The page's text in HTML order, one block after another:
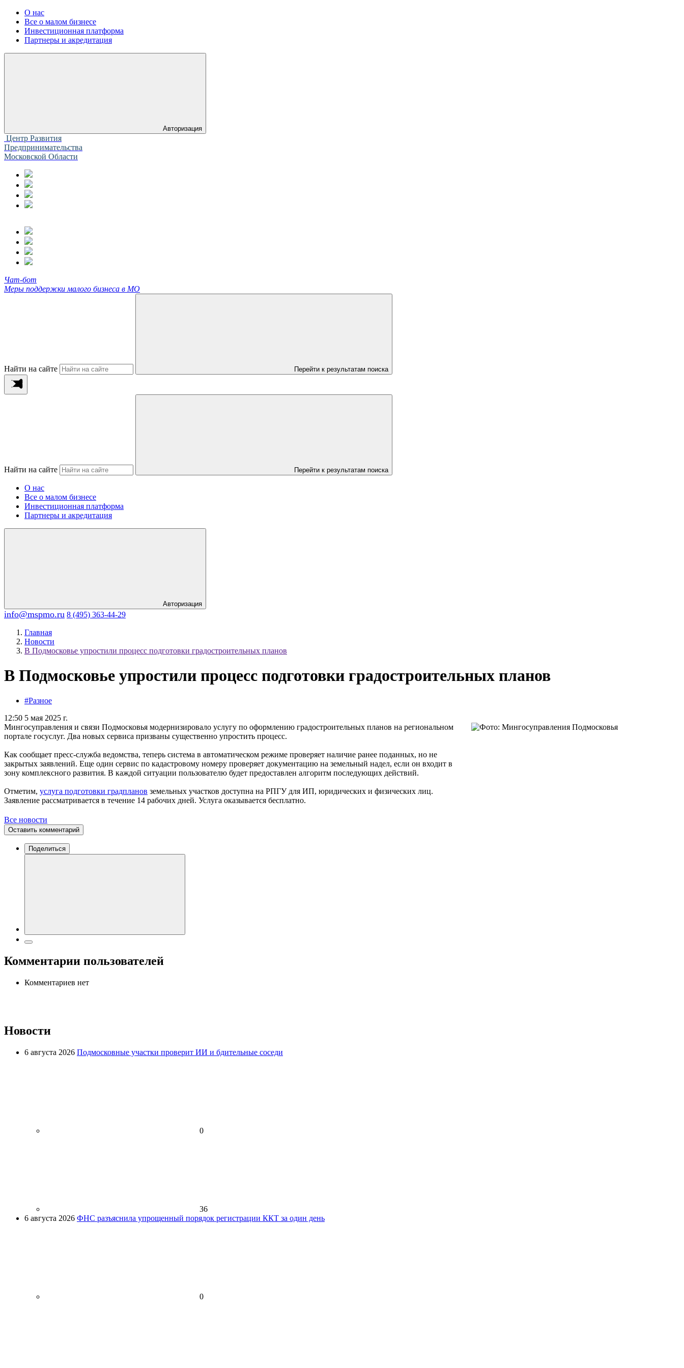
О нас
Все о малом бизнесе
Инвестиционная платформа
Партнеры и акредитация
Авторизация
Центр Развития
Предпринимательства
Московской Области
Чат-бот
Меры поддержки малого бизнеса в МО
Найти на сайте Перейти к результатам поиска
Найти на сайте Перейти к результатам поиска
О нас
Все о малом бизнесе
Инвестиционная платформа
Партнеры и акредитация
Авторизация
info@mspmo.ru 8 (495) 363-44-29
Главная
Новости
В Подмосковье упростили процесс подготовки градостроительных планов
В Подмосковье упростили процесс подготовки градостроительных планов
#Разное
12:50 5 мая 2025 г.
Мингосуправления и связи Подмосковья модернизировало услугу по оформлению градостроительных планов на региональном
портале госуслуг. Два новых сервиса призваны существенно упростить процесс.
Как сообщает пресс-служба ведомства, теперь система в автоматическом режиме проверяет наличие ранее поданных, но не
закрытых заявлений. Еще один сервис по кадастровому номеру проверяет документацию на земельный надел, если он входит в
зону комплексного развития. В каждой ситуации пользователю будет предоставлен алгоритм последующих действий.
Отметим, услуга подготовки градпланов земельных участков доступна на РПГУ для ИП, юридических и физических лиц.
Заявление рассматривается в течение 14 рабочих дней. Услуга оказывается бесплатно.
Все новости
Оставить комментарий
Поделиться
Комментарии пользователей
Комментариев нет
Новости
6 августа 2026 Подмосковные участки проверит ИИ и бдительные соседи
0
36
6 августа 2026 ФНС разъяснила упрощенный порядок регистрации ККТ за один день
0